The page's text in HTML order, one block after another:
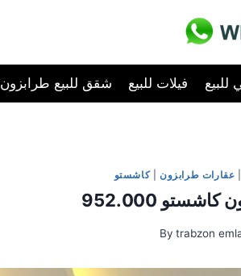
شقق للبيع طرابزون فيلات للبيع للبيع
عقارات طرابزون |كاشستو
By trabzon